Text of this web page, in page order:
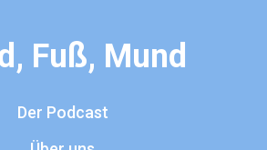
Fuß, Mund
Der Podcast